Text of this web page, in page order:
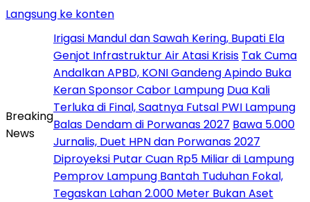
Langsung ke konten
Breaking
News
Irigasi Mandul dan Sawah Kering, Bupati Ela
Genjot Infrastruktur Air Atasi Krisis Tak Cuma
Andalkan APBD, KONI Gandeng Apindo Buka
Keran Sponsor Cabor Lampung Dua Kali
Terluka di Final, Saatnya Futsal PWI Lampung
Balas Dendam di Porwanas 2027 Bawa 5.000
Jurnalis, Duet HPN dan Porwanas 2027
Diproyeksi Putar Cuan Rp5 Miliar di Lampung
Pemprov Lampung Bantah Tuduhan Fokal,
Tegaskan Lahan 2.000 Meter Bukan Aset